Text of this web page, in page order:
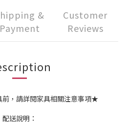
&
Payment
Customer
Reviews
，請詳閱家具相關注意事項★
配送說明：